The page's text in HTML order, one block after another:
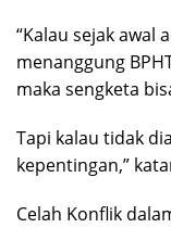
“Kalau sejak awal
menanggung
maka sengketa
Tapi kalau tidak
kepentingan,”
Celah Konflik